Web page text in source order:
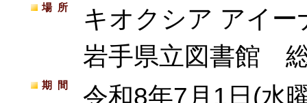
場所
キオクシア アイー
岩手県立図書館
期間 令和8年7月1日(水